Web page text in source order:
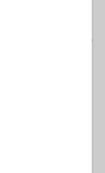
a qualcuno o
di Khalil non solo
americano,
ufficiale di
J.D. Vance si è